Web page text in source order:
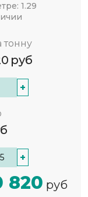
1.29
тонну
руб
+
+
820 руб